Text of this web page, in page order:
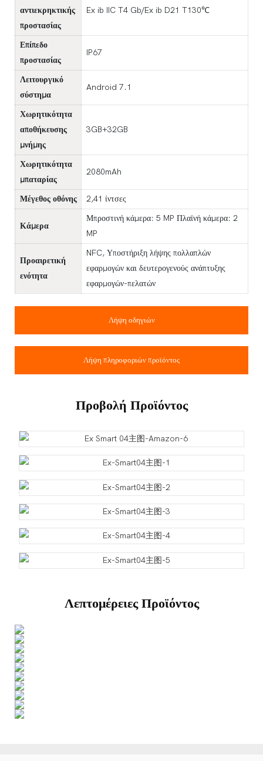
αντιεκρηκτικής
προστασίας
Ex ib IIC T4 Gb/Ex ib D21 T130℃
Επίπεδο
προστασίας
IP67
Λειτουργικό
σύστημα
Android 7.1
Χωρητικότητα
αποθήκευσης
μνήμης
3GB+32GB
Χωρητικότητα
μπαταρίας
2080mAh
Μέγεθος οθόνης 2,41 ίντσες
Κάμερα
Μπροστινή κάμερα: 5 MP Πλαϊνή κάμερα: 2
MP
Προαιρετική
ενότητα
NFC, Υποστήριξη λήψης πολλαπλών
εφαρμογών και δευτερογενούς ανάπτυξης
εφαρμογών-πελατών
Λήψη οδηγιών
Λήψη πληροφοριών προϊόντος
Προβολή Προϊόντος
Λεπτομέρειες Προϊόντος